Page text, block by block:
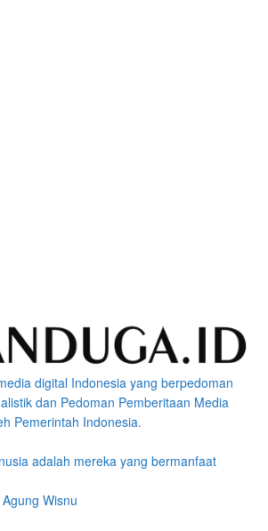
digital Indonesia yang berpedoman
dan Pedoman Pemberitaan Media
Pemerintah Indonesia.
adalah mereka yang bermanfaat
Wisnu